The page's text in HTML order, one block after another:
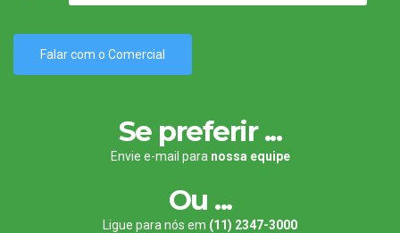
Se preferir ...
Envie e-mail para nossa equipe
Ou ...
Ligue para nós em (11) 2347-3000